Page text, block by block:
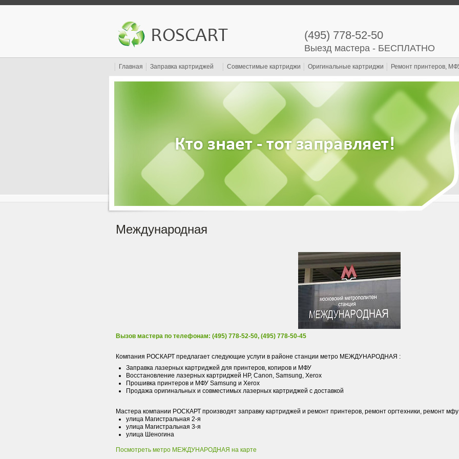
(495) 778-52-50
Выезд мастера - БЕСПЛАТНО
Главная Заправка картриджей Совместимые картриджи Оригинальные картриджи Ремонт принтеров,
Международная
Вызов мастера по телефонам: (495) 778-52-50, (495) 778-50-45
Компания РОСКАРТ предлагает следующие услуги в районе станции метро МЕЖДУНАРОДНАЯ :
Заправка лазерных картриджей для принтеров, копиров и МФУ
Восстановление лазерных картриджей HP, Canon, Samsung, Xerox
Прошивка принтеров и МФУ Samsung и Xerox
Продажа оригинальных и совместимых лазерных картриджей с доставкой
Мастера компании РОСКАРТ производят заправку картриджей и ремонт принтеров, ремонт оргтехники, ремонт
улица Магистральная 2-я
улица Магистральная 3-я
улица Шеногина
Посмотреть метро МЕЖДУНАРОДНАЯ на карте